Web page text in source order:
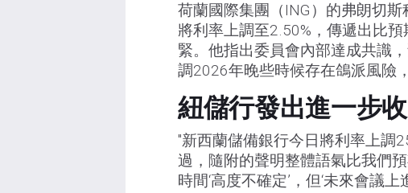
荷蘭國際集團（ING）的弗朗切斯
將利率上調至2.50%，傳遞出比
緊。他指出委員會內部達成共識
調2026年晚些時候存在鴿派風險
紐儲行發出進一步
"新西蘭儲備銀行今日將利率上調
過，隨附的聲明整體語氣比我們
時間‘高度不確定’，但‘未來會議